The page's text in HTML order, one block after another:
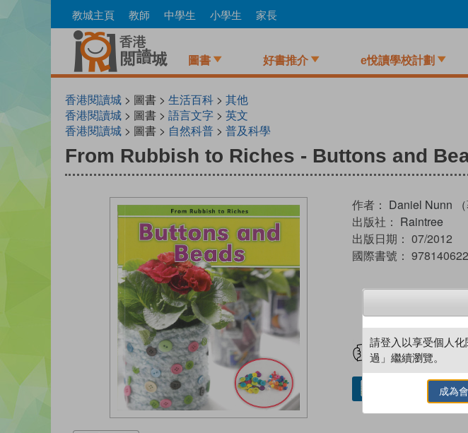
to
教城主頁 教師 中學生 小學生 家長
圖書 好書推介 e悅讀學校計劃
香港閱讀城 > 圖書 > 生活百科 > 其他
香港閱讀城 > 圖書 > 語言文字 > 英文
香港閱讀城 > 圖書 > 自然科普 > 普及科學
From Rubbish to Riches - Buttons and
作者： Daniel Nunn （
出版社： Raintree
出版日期： 07/2012
國際書號：
試閲
借閱實體書
請登入以享受個人
過」繼續瀏覽。
成為